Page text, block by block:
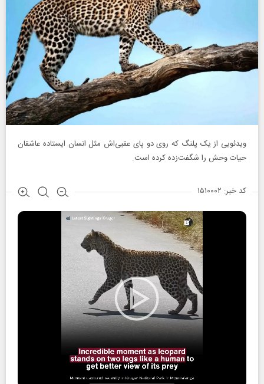
ویدئویی از یک پلنگ که روی دو پای عقبی‌اش مثل انسان ایستاده عاشقان
حیات‌ وحش را شگفت‌زده کرده است.
کد خبر: ۱۵۱۰۰۰۲
Play
Video